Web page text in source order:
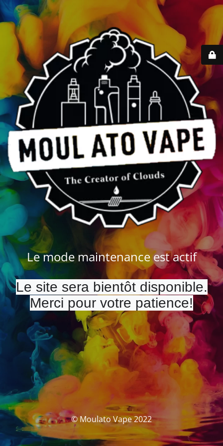
Le mode maintenance est actif
Le site sera bientôt disponible.
Merci pour votre patience!
© Moulato Vape 2022